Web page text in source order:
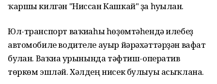
ҡаршы килгән "Ниссан Кашкай" ҙа һуғылған.
Юл-транспорт ваҡиғаһы һөҙөмтәһендә илебеҙ
автомобиле водителе ауыр йәрәхәттәрҙән вафат
булған. Ваҡиға урынында тәфтиш-оператив
төркөм эшләй. Хәлдең нисек булыуы асыҡлана.